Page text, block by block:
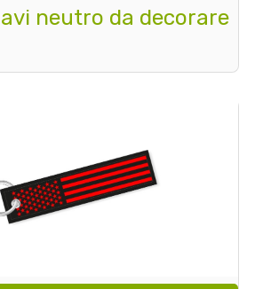
neutro da decorare